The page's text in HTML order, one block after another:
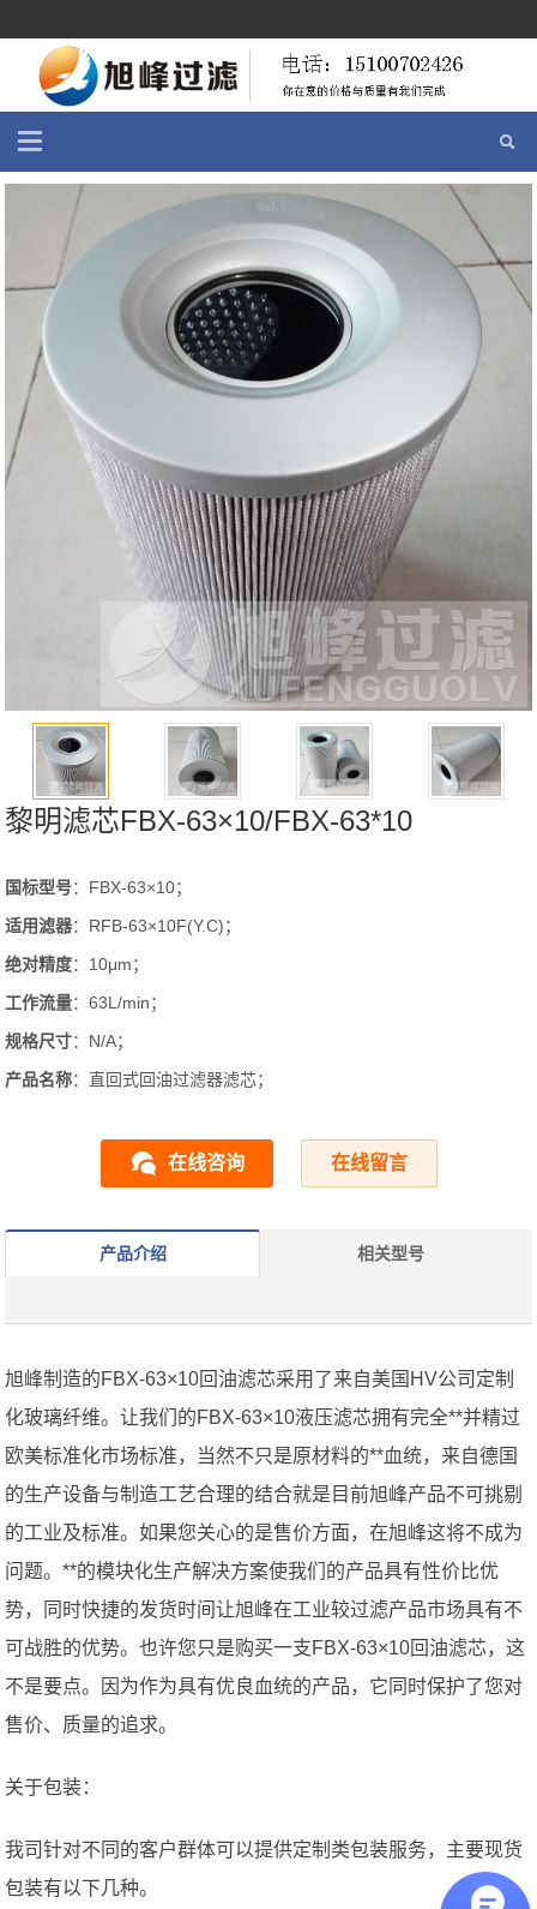
黎明滤芯FBX-63×10/FBX-63*10
国标型号：FBX-63×10；
适用滤器：RFB-63×10F(Y.C)；
绝对精度：10μm；
工作流量：63L/min；
规格尺寸：N/A；
产品名称：直回式回油过滤器滤芯；
在线咨询 在线留言
产品介绍 相关型号
旭峰制造的FBX-63×10回油滤芯采用了来自美国HV公司定制
化玻璃纤维。让我们的FBX-63×10液压滤芯拥有完全**并精过
欧美标准化市场标准，当然不只是原材料的**血统，来自德国
的生产设备与制造工艺合理的结合就是目前旭峰产品不可挑剔
的工业及标准。如果您关心的是售价方面，在旭峰这将不成为
问题。**的模块化生产解决方案使我们的产品具有性价比优
势，同时快捷的发货时间让旭峰在工业较过滤产品市场具有不
可战胜的优势。也许您只是购买一支FBX-63×10回油滤芯，这
不是要点。因为作为具有优良血统的产品，它同时保护了您对
售价、质量的追求。
关于包装：
我司针对不同的客户群体可以提供定制类包装服务，主要现货
包装有以下几种。